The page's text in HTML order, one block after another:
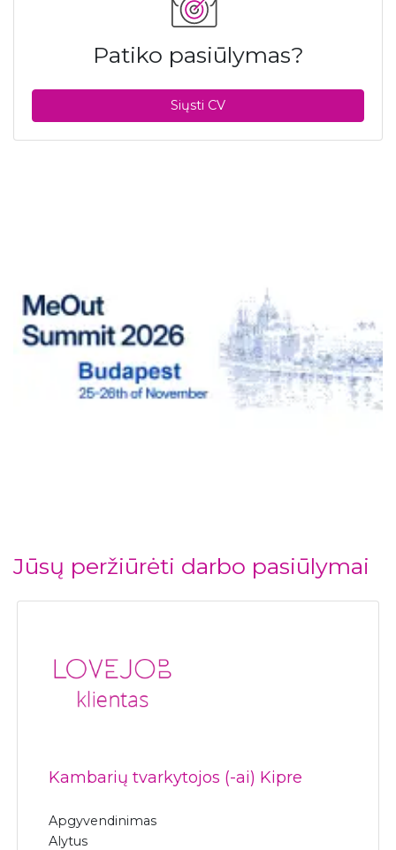
Patiko pasiūlymas?
Siųsti CV
Jūsų peržiūrėti darbo pasiūlymai
Kambarių tvarkytojos (-ai) Kipre
Apgyvendinimas
Alytus